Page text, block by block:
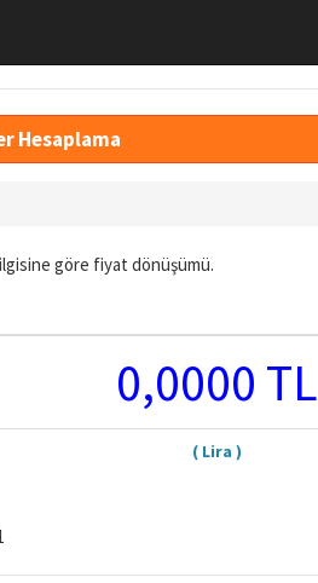
Hesaplama
göre fiyat dönüşümü.
0,0000 TL
( Lira )